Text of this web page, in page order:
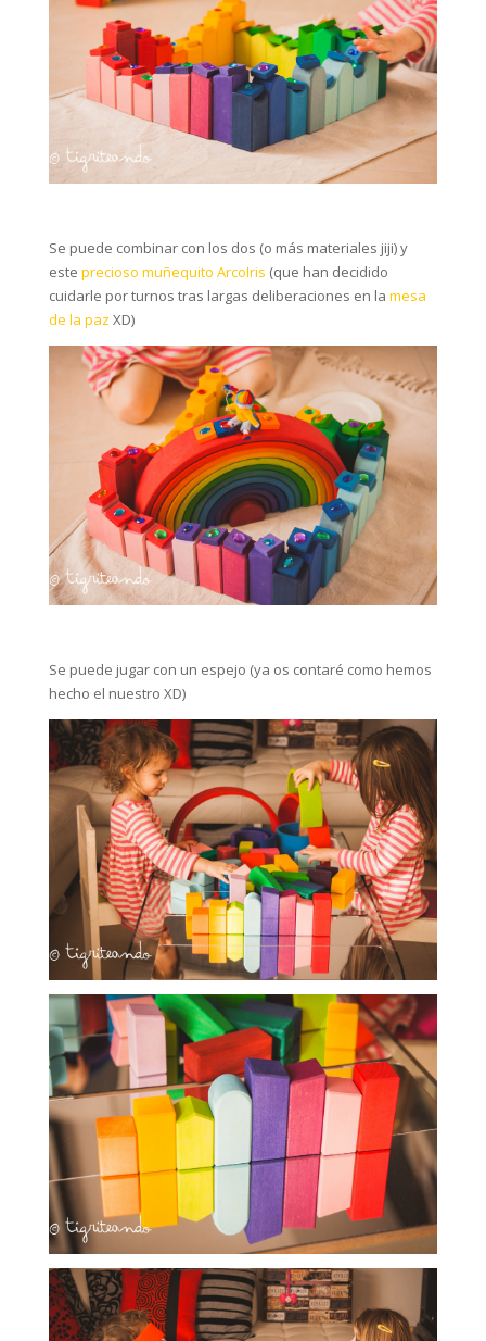
Se puede combinar con los dos (o más materiales jiji) y
este precioso muñequito ArcoIris (que han decidido
cuidarle por turnos tras largas deliberaciones en la mesa
de la paz XD)
Se puede jugar con un espejo (ya os contaré como hemos
hecho el nuestro XD)